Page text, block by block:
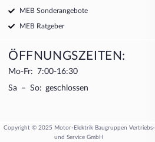
MEB Sonderangebote
MEB Ratgeber
ÖFFNUNGSZEITEN:
Mo-Fr: 7:00-16:30
Sa – So: geschlossen
Copyright © 2025 Motor-Elektrik Baugruppen Vertriebs-
und Service GmbH